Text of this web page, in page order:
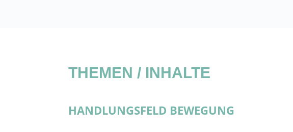
THEMEN / INHALTE
HANDLUNGSFELD BEWEGUNG